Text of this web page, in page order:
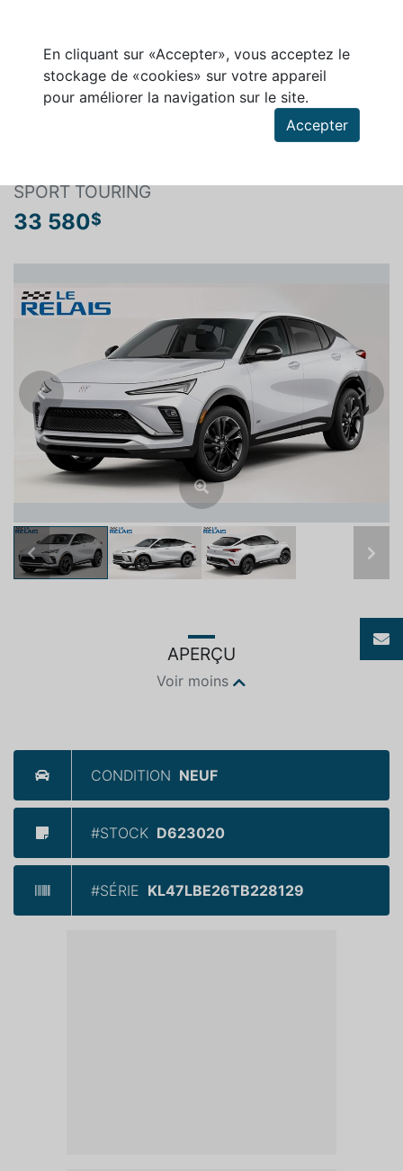
En cliquant sur «Accepter», vous acceptez le
stockage de «cookies» sur votre appareil
pour améliorer la navigation sur le site.
Accepter
SPORT TOURING
33 580$
Previous Next
Previous Next
APERÇU
Voir moins
CONDITION NEUF
#STOCK D623020
#SÉRIE KL47LBE26TB228129